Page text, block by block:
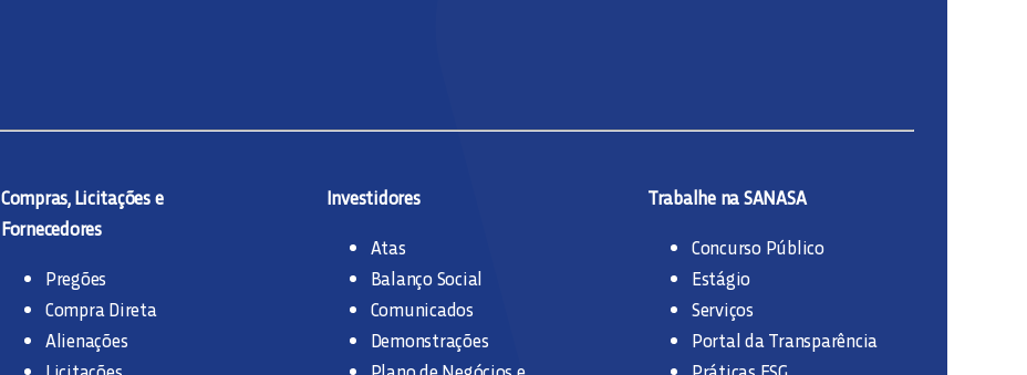
Compras, Licitações e
Fornecedores
Pregões
Compra Direta
Alienações
Investidores
Atas
Balanço Social
Comunicados
Demonstrações
Trabalhe na SANASA
Concurso Público
Estágio
Serviços
Portal da Transparência